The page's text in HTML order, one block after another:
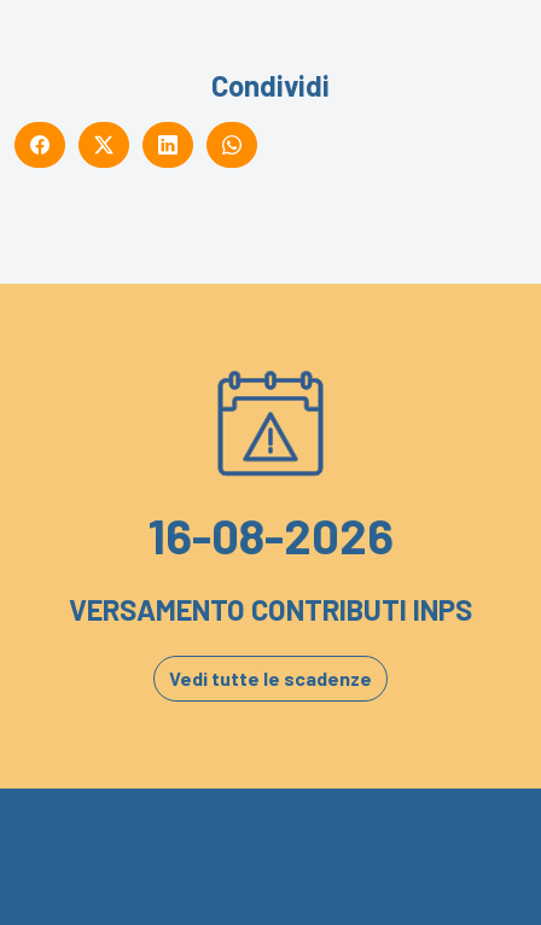
Condividi
16-08-2026
VERSAMENTO CONTRIBUTI INPS
Vedi tutte le scadenze